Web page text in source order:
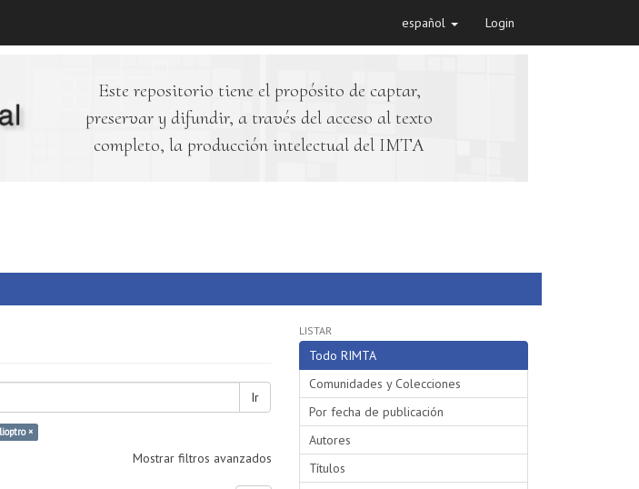
español Login
Este repositorio tiene el propósito de captar,
preservar y difundir, a través del acceso al texto
completo, la producción intelectual del IMTA
Ir
×
Mostrar filtros avanzados
LISTAR
Todo RIMTA
Comunidades y Colecciones
Por fecha de publicación
Autores
Títulos